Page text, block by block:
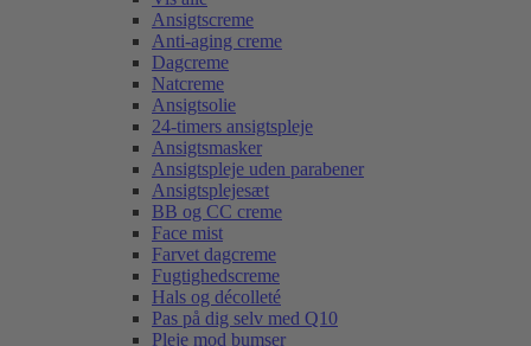
Ansigtscreme
Anti-aging creme
Dagcreme
Natcreme
Ansigtsolie
24-timers ansigtspleje
Ansigtsmasker
Ansigtspleje uden parabener
Ansigtsplejesæt
BB og CC creme
Face mist
Farvet dagcreme
Fugtighedscreme
Hals og décolleté
Pas på dig selv med Q10
Pleje mod bumser